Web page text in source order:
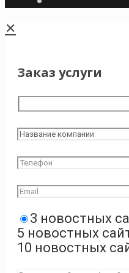
✕
Заказ услуги
3 новостных
5 новостных
10 новостных